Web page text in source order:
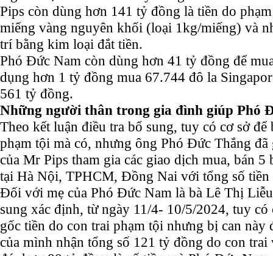
Pips còn dùng hơn 141 tỷ đồng là tiền do
miếng vàng nguyên khối (loại 1kg/miếng) và
trí bằng kim loại đắt tiền.
Phó Đức Nam còn dùng hơn 41 tỷ đồng để
dụng hơn 1 tỷ đồng mua 67.744 đô la
561 tỷ đồng.
Những người thân trong gia đình giúp Phó
Theo kết luận điều tra bổ sung, tuy có cơ sở
phạm tội mà có, nhưng ông Phó Đức Thắng
của Mr Pips tham gia các giao dịch mua, bán 5
tại Hà Nội, TPHCM, Đồng Nai với tổng số
Đối với mẹ của Phó Đức Nam là bà Lê Thị
sung xác định, từ ngày 11/4- 10/5/2024, tuy có
gốc tiền do con trai phạm tội nhưng bị can này
của mình nhận tổng số 121 tỷ đồng do con